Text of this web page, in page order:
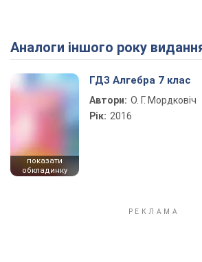
Play
Аналоги іншого року
показати
обкладинку
ГДЗ Алгебра 7 клас
Автори: О. Г. Мордковіч
Рік: 2016